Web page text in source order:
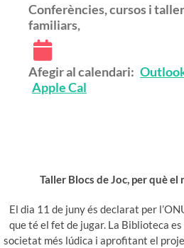
Conferències, cursos i
familiars,
Afegir al calendari:
Apple Cal
Taller Blocs de Joc, per què
El dia 11 de juny és declarat per
que té el fet de jugar. La Biblioteca
societat més lúdica i aprofitant el